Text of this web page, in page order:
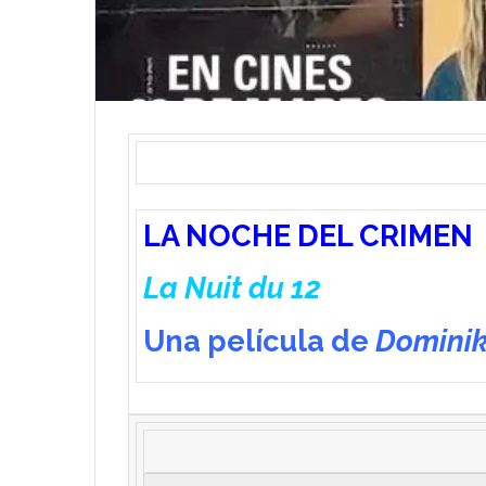
LA NOCHE DEL CRIMEN
La Nuit du 12
Una película de